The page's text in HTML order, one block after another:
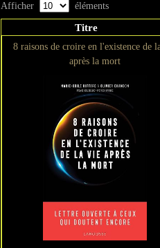
Afficher
éléments
Titre
8 raisons de croire en l'existence de
après la mort